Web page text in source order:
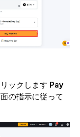
ックします Pay
の指示に従って